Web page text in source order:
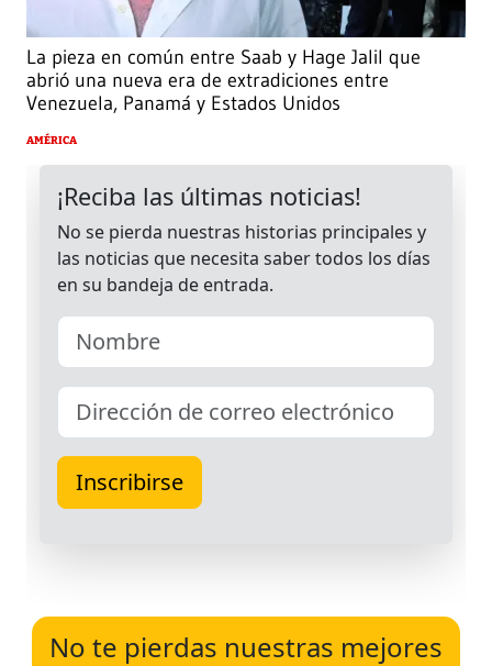
La pieza en común entre Saab y Hage Jalil que
abrió una nueva era de extradiciones entre
Venezuela, Panamá y Estados Unidos
AMÉRICA
No te pierdas nuestras mejores